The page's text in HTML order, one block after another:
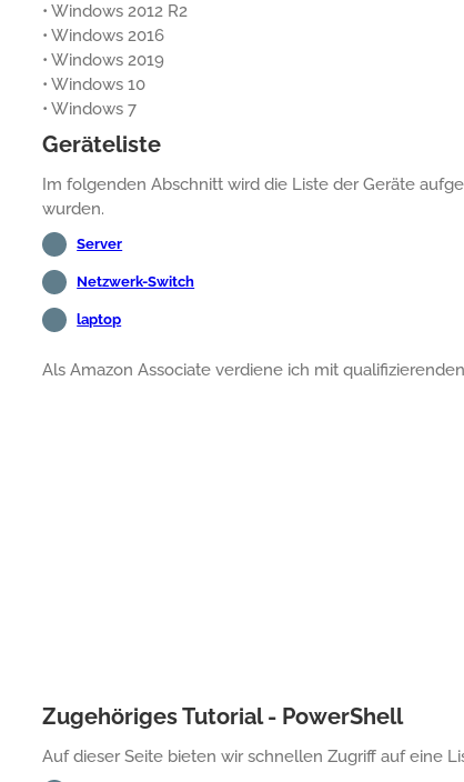
• Windows 2012 R2
• Windows 2016
• Windows 2019
• Windows 10
• Windows 7
Geräteliste
Im folgenden Abschnitt wird die Liste der Geräte
wurden.
Server
Netzwerk-Switch
laptop
Als Amazon Associate verdiene ich mit
Zugehöriges Tutorial - PowerShell
Auf dieser Seite bieten wir schnellen Zugriff auf eine